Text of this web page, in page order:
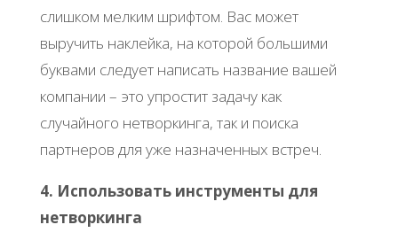
слишком мелким шрифтом. Вас может
выручить наклейка, на которой большими
буквами следует написать название вашей
компании – это упростит задачу как
случайного нетворкинга, так и поиска
партнеров для уже назначенных встреч.
4. Использовать инструменты для
нетворкинга